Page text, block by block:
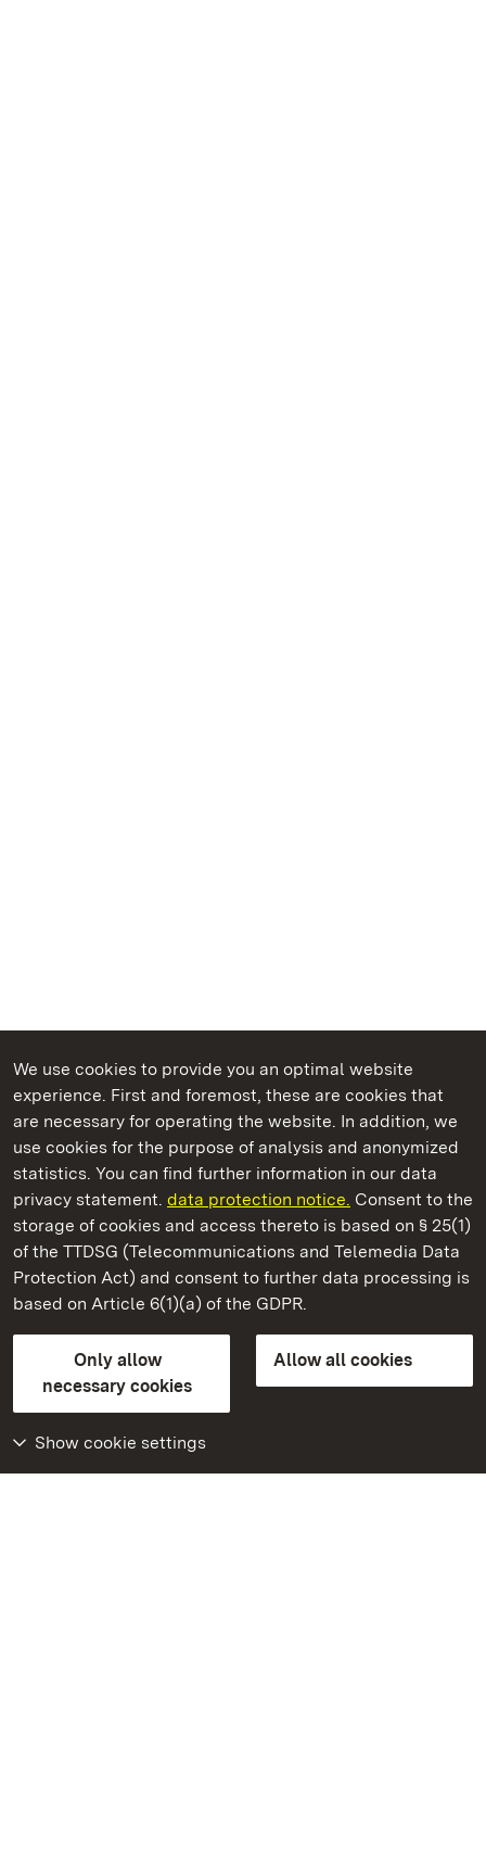
We use cookies to provide you an optimal website
experience. First and foremost, these are cookies that
are necessary for operating the website. In addition, we
use cookies for the purpose of analysis and anonymized
statistics. You can find further information in our data
privacy statement. data protection notice. Consent to the
storage of cookies and access thereto is based on § 25(1)
of the TTDSG (Telecommunications and Telemedia Data
Protection Act) and consent to further data processing is
based on Article 6(1)(a) of the GDPR.
Only allow
necessary cookies
Allow all cookies
Show cookie settings
State Palaces and Gardens of Baden-Wuerttemberg
Karlsruhe Botanical Gardens
State Palaces and Gardens of Baden-Wuerttemberg
FAQMasthead Data protection
Declaration on barrier-free access
BITV-konform (geprüfte Seiten)